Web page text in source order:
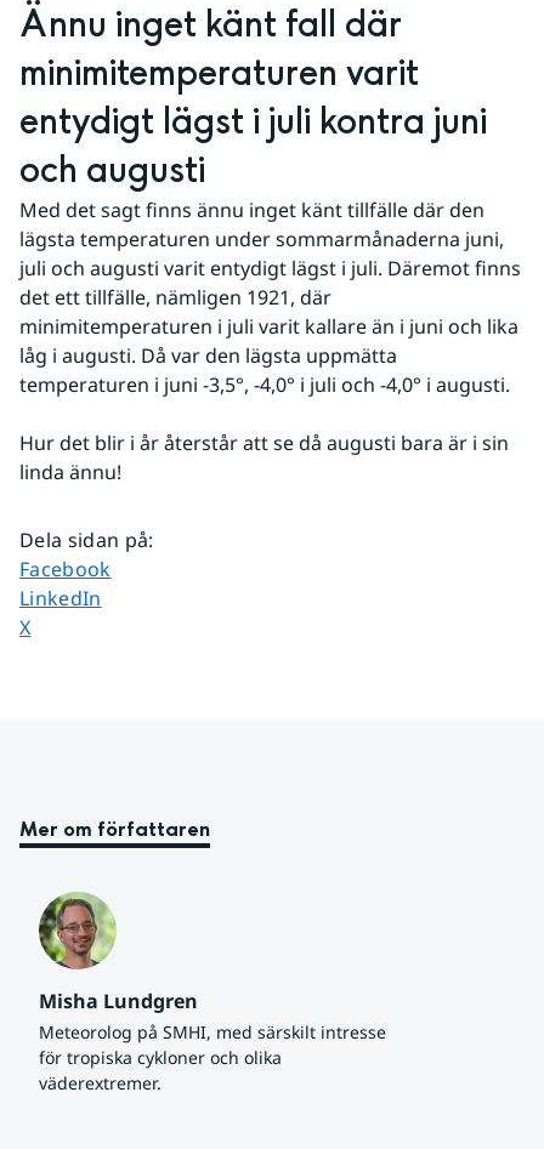
Ännu inget känt fall där
minimitemperaturen varit
entydigt lägst i juli kontra juni
och augusti
Med det sagt finns ännu inget känt tillfälle där den
lägsta temperaturen under sommarmånaderna juni,
juli och augusti varit entydigt lägst i juli. Däremot finns
det ett tillfälle, nämligen 1921, där
minimitemperaturen i juli varit kallare än i juni och lika
låg i augusti. Då var den lägsta uppmätta
temperaturen i juni -3,5°, -4,0° i juli och -4,0° i augusti.
Hur det blir i år återstår att se då augusti bara är i sin
linda ännu!
Dela sidan på:
Dela sidan på
Facebook
Dela sidan på
LinkedIn
Dela sidan på
X
Mer om författaren
Misha Lundgren
Meteorolog på SMHI, med särskilt intresse
för tropiska cykloner och olika
väderextremer.